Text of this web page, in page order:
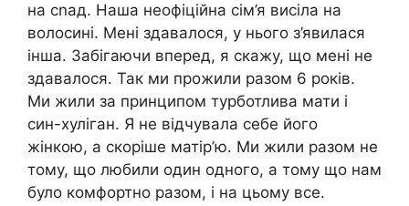
на сnад. Наша неофіційна сім’я висіла на
волосині. Мені здавалося, у нього з’явилася
інша. Забігаючи вперед, я скажу, що мені не
здавалося. Так ми прожили разом 6 років.
Ми жили за принципом турботлива мати і
син-хуліган. Я не відчувала себе його
жінкою, а скоріше матір’ю. Ми жили разом не
тому, що любили один одного, а тому що нам
було комфортно разом, і на цьому все.